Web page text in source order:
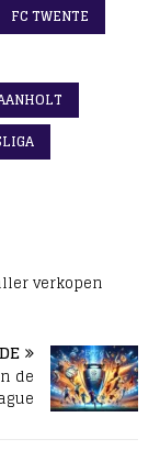
FC TWENTE
verkopen
de